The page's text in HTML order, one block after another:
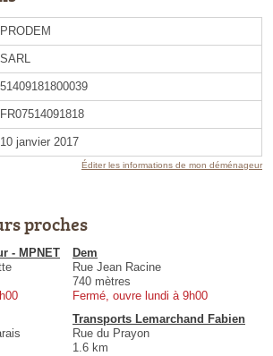
PRODEM
SARL
51409181800039
FR07514091818
10 janvier 2017
Éditer les informations de mon déménageur
proches
- MPNET
Dem
Rue Jean Racine
740 mètres
Fermé, ouvre lundi à 9h00
Transports Lemarchand Fabien
Rue du Prayon
1.6 km